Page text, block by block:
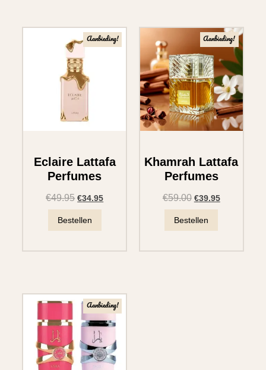
Aanbieding!
Eclaire Lattafa
Perfumes
€49.95 €34.95
Bestellen
Aanbieding!
Khamrah Lattafa
Perfumes
€59.00 €39.95
Bestellen
Aanbieding!